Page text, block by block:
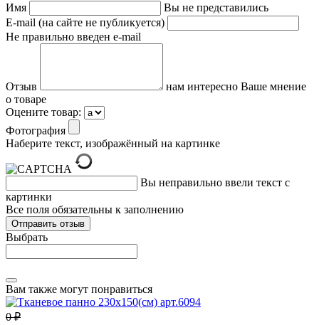
Имя
Вы не представились
E-mail (на сайте не публикуется)
Не правильно введен e-mail
Отзыв
нам интересно Ваше мнение
о товаре
Оцените товар:
Фотография
Наберите текст, изображённый на картинке
Вы неправильно ввели текст с
картинки
Все поля обязательны к заполнению
Выбрать
Вам также могут понравиться
0 ₽